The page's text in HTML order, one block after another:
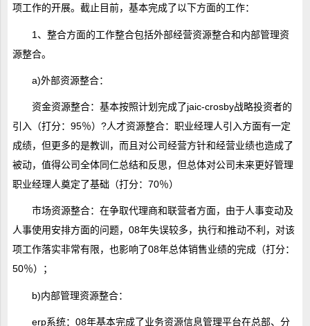
项工作的开展。截止目前，基本完成了以下方面的工作：
1、整合方面的工作整合包括外部经营资源整合和内部管理资
源整合。
a)外部资源整合：
资金资源整合：基本按照计划完成了jaic-crosby战略投资者的
引入（打分：95％）?人才资源整合：职业经理人引入方面有一定
成绩，但更多的是教训，而且对公司经营方针和经营业绩也造成了
被动，值得公司全体同仁总结和反思，但总体对公司未来更好管理
职业经理人奠定了基础（打分：70％）
市场资源整合：在争取代理商和联营者方面，由于人事变动及
人事使用安排方面的问题，08年失误较多，执行和推动不利，对该
项工作落实非常有限，也影响了08年总体销售业绩的完成（打分：
50％）；
b)内部管理资源整合：
erp系统：08年基本完成了业务资源信息管理平台在总部、分